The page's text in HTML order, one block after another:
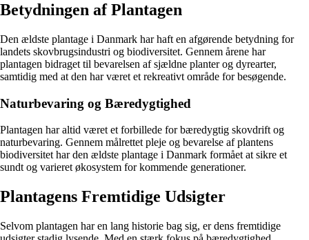
Betydningen af Plantagen
Den ældste plantage i Danmark har haft en afgørende betydning for
landets skovbrugsindustri og biodiversitet. Gennem årene har
plantagen bidraget til bevarelsen af sjældne planter og dyrearter,
samtidig med at den har været et rekreativt område for besøgende.
Naturbevaring og Bæredygtighed
Plantagen har altid været et forbillede for bæredygtig skovdrift og
naturbevaring. Gennem målrettet pleje og bevarelse af plantens
biodiversitet har den ældste plantage i Danmark formået at sikre et
sundt og varieret økosystem for kommende generationer.
Plantagens Fremtidige Udsigter
Selvom plantagen har en lang historie bag sig, er dens fremtidige